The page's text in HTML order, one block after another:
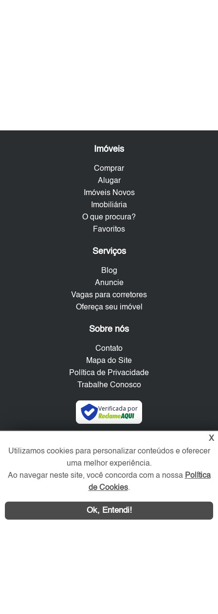
Imóveis
Comprar
Alugar
Imóveis Novos
Imobiliária
O que procura?
Favoritos
Serviços
Blog
Anuncie
Vagas para corretores
Ofereça seu imóvel
Sobre nós
Contato
Mapa do Site
Política de Privacidade
Trabalhe Conosco
Verificada por
X
Utilizamos cookies para personalizar conteúdos e oferecer
uma melhor experiência.
Ao navegar neste site, você concorda com a nossa Política
de Cookies.
Ok, Entendi!